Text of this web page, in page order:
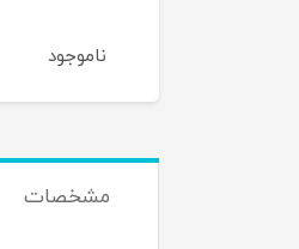
ناموجود
مشخصات